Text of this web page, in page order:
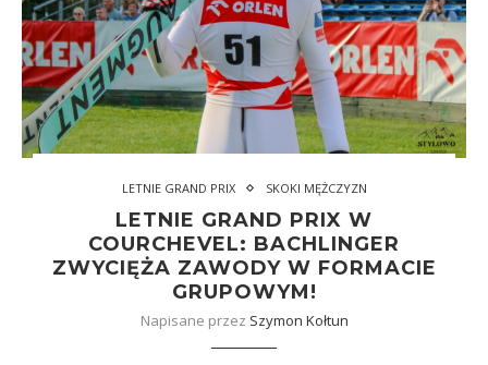
LETNIE GRAND PRIX SKOKI MĘŻCZYZN
LETNIE GRAND PRIX W
COURCHEVEL: BACHLINGER
ZWYCIĘŻA ZAWODY W FORMACIE
GRUPOWYM!
Napisane przez Szymon Kołtun